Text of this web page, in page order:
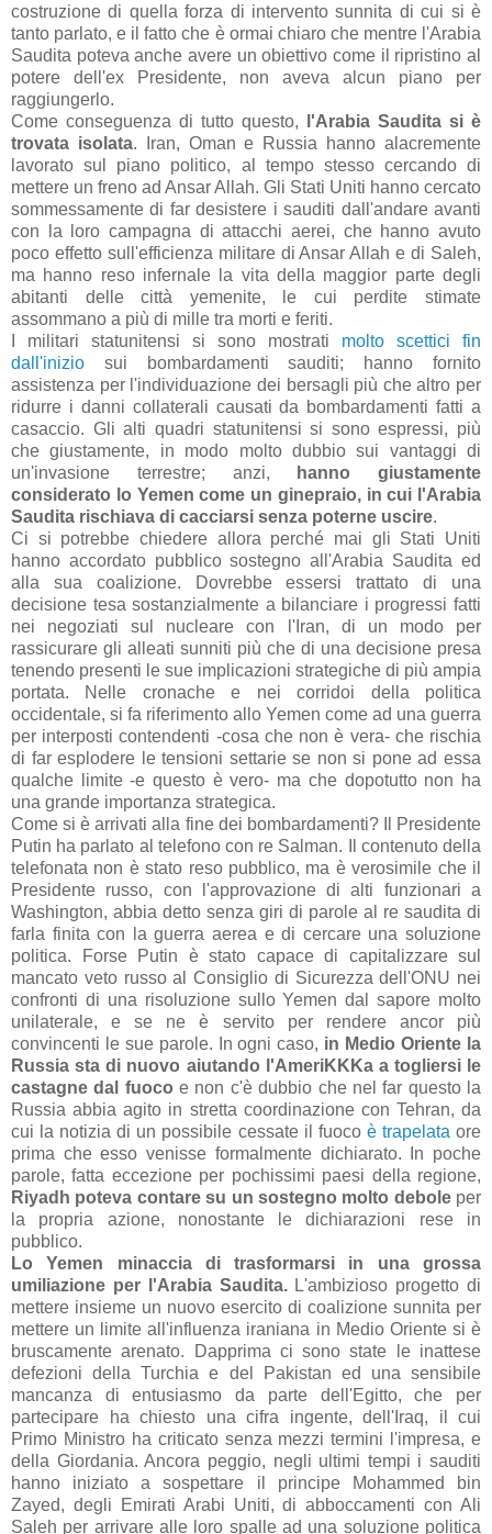
costruzione di quella forza di intervento sunnita di cui si è
tanto parlato, e il fatto che è ormai chiaro che mentre l'Arabia
Saudita poteva anche avere un obiettivo come il ripristino al
potere dell'ex Presidente, non aveva alcun piano per
raggiungerlo.
Come conseguenza di tutto questo,
l'Arabia Saudita si è
trovata isolata. Iran, Oman e Russia hanno alacremente
lavorato sul piano politico, al tempo stesso cercando di
mettere un freno ad Ansar Allah. Gli Stati Uniti hanno cercato
sommessamente di far desistere i sauditi dall'andare avanti
con la loro campagna di attacchi aerei, che hanno avuto
poco effetto sull'efficienza militare di Ansar Allah e di Saleh,
ma hanno reso infernale la vita della maggior parte degli
abitanti delle città yemenite, le cui perdite stimate
assommano a più di mille tra morti e feriti.
I militari statunitensi si sono mostrati molto scettici fin
dall'inizio sui bombardamenti sauditi; hanno fornito
assistenza per l'individuazione dei bersagli più che altro per
ridurre i danni collaterali causati da bombardamenti fatti a
casaccio. Gli alti quadri statunitensi si sono espressi, più
che giustamente, in modo molto dubbio sui vantaggi di
un'invasione terrestre; anzi,
hanno giustamente
considerato lo Yemen come un ginepraio, in cui l'Arabia
Saudita rischiava di cacciarsi senza poterne uscire.
Ci si potrebbe chiedere allora perché mai gli Stati Uniti
hanno accordato pubblico sostegno all'Arabia Saudita ed
alla sua coalizione. Dovrebbe essersi trattato di una
decisione tesa sostanzialmente a bilanciare i progressi fatti
nei negoziati sul nucleare con l'Iran, di un modo per
rassicurare gli alleati sunniti più che di una decisione presa
tenendo presenti le sue implicazioni strategiche di più ampia
portata. Nelle cronache e nei corridoi della politica
occidentale, si fa riferimento allo Yemen come ad una guerra
per interposti contendenti -cosa che non è vera- che rischia
di far esplodere le tensioni settarie se non si pone ad essa
qualche limite -e questo è vero- ma che dopotutto non ha
una grande importanza strategica.
Come si è arrivati alla fine dei bombardamenti? Il Presidente
Putin ha parlato al telefono con re Salman. Il contenuto della
telefonata non è stato reso pubblico, ma è verosimile che il
Presidente russo, con l'approvazione di alti funzionari a
Washington, abbia detto senza giri di parole al re saudita di
farla finita con la guerra aerea e di cercare una soluzione
politica. Forse Putin è stato capace di capitalizzare sul
mancato veto russo al Consiglio di Sicurezza dell'ONU nei
confronti di una risoluzione sullo Yemen dal sapore molto
unilaterale, e se ne è servito per rendere ancor più
convincenti le sue parole. In ogni caso, in Medio Oriente la
Russia sta di nuovo aiutando l'AmeriKKKa a togliersi le
castagne dal fuoco e non c'è dubbio che nel far questo la
Russia abbia agito in stretta coordinazione con Tehran, da
cui la notizia di un possibile cessate il fuoco è trapelata ore
prima che esso venisse formalmente dichiarato. In poche
parole, fatta eccezione per pochissimi paesi della regione,
Riyadh poteva contare su un sostegno molto deboleper
la propria azione, nonostante le dichiarazioni rese in
pubblico.
Lo Yemen minaccia di trasformarsi in una grossa
umiliazione per l'Arabia Saudita.L'ambizioso progetto di
mettere insieme un nuovo esercito di coalizione sunnita per
mettere un limite all'influenza iraniana in Medio Oriente si è
bruscamente arenato. Dapprima ci sono state le inattese
defezioni della Turchia e del Pakistan ed una sensibile
mancanza di entusiasmo da parte dell'Egitto, che per
partecipare ha chiesto una cifra ingente, dell'Iraq, il cui
Primo Ministro ha criticato senza mezzi termini l'impresa, e
della Giordania. Ancora peggio, negli ultimi tempi i sauditi
hanno iniziato a sospettare il principe Mohammed bin
Zayed, degli Emirati Arabi Uniti, di abboccamenti con Ali
Saleh per arrivare alle loro spalle ad una soluzione politica